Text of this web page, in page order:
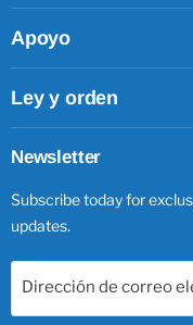
Apoyo
Ley y orden
Newsletter
Subscribe today for
updates.
Dirección de correo